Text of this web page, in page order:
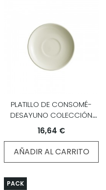
PLATILLO DE CONSOMÉ-
DESAYUNO COLECCIÓN
OCHAVADA BLANCA
16,64 €
AÑADIR AL CARRITO
PACK